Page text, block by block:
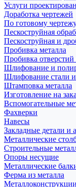
Услуги
Доработка чертежей
По готовому
Пескоструйная
Пескоструйная и
Пробивка металла
Пробивка отверстий
Шлифование и
Шлифование стали и
Штамповка металла
Изготовление на
Вспомогательные
Фахверки
Навесы
Закладные детали и
Металлические
Строительные
Опоры несущие
Металлические
Ферма из металла